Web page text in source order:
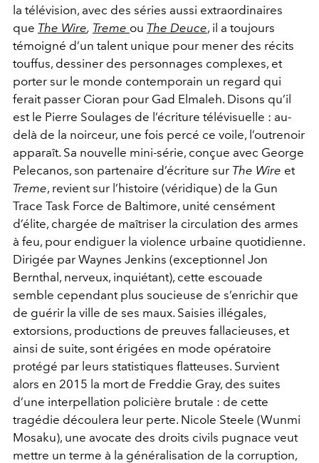
la télévision, avec des séries aussi extraordinaires
que The Wire, Treme ou The Deuce, il a toujours
témoigné d’un talent unique pour mener des récits
touffus, dessiner des personnages complexes, et
porter sur le monde contemporain un regard qui
ferait passer Cioran pour Gad Elmaleh. Disons qu’il
est le Pierre Soulages de l’écriture télévisuelle : au-
delà de la noirceur, une fois percé ce voile, l’outrenoir
apparaît. Sa nouvelle mini-série, conçue avec George
Pelecanos, son partenaire d’écriture sur The Wire et
Treme, revient sur l’histoire (véridique) de la Gun
Trace Task Force de Baltimore, unité censément
d’élite, chargée de maîtriser la circulation des armes
à feu, pour endiguer la violence urbaine quotidienne.
Dirigée par Waynes Jenkins (exceptionnel Jon
Bernthal, nerveux, inquiétant), cette escouade
semble cependant plus soucieuse de s’enrichir que
de guérir la ville de ses maux. Saisies illégales,
extorsions, productions de preuves fallacieuses, et
ainsi de suite, sont érigées en mode opératoire
protégé par leurs statistiques flatteuses. Survient
alors en 2015 la mort de Freddie Gray, des suites
d’une interpellation policière brutale : de cette
tragédie découlera leur perte. Nicole Steele (Wunmi
Mosaku), une avocate des droits civils pugnace veut
mettre un terme à la généralisation de la corruption,